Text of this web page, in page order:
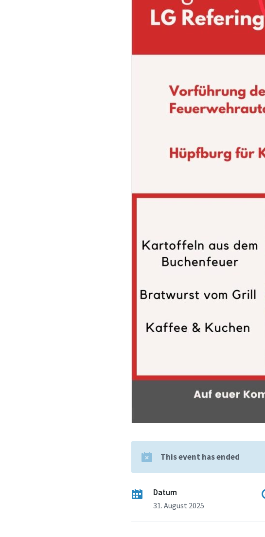
This event has ended
Datum
31. August 2025